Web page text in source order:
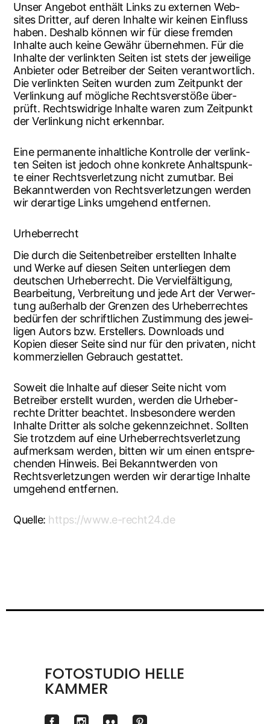
Unser Ange­bot ent­hält Links zu exter­nen Web­
sites Drit­ter, auf deren Inhal­te wir kei­nen Ein­fluss
haben. Des­halb kön­nen wir für die­se frem­den
Inhal­te auch kei­ne Gewähr über­neh­men. Für die
Inhal­te der ver­link­ten Sei­ten ist stets der jewei­li­ge
Anbie­ter oder Betrei­ber der Sei­ten ver­ant­wort­lich.
Die ver­link­ten Sei­ten wur­den zum Zeit­punkt der
Ver­lin­kung auf mög­li­che Rechts­ver­stö­ße über­
prüft. Rechts­wid­ri­ge Inhal­te waren zum Zeit­punkt
der Ver­lin­kung nicht erkennbar.
Eine per­ma­nen­te inhalt­li­che Kon­trol­le der ver­link­
ten Sei­ten ist jedoch ohne kon­kre­te Anhalts­punk­
te einer Rechts­ver­let­zung nicht zumut­bar. Bei
Bekannt­wer­den von Rechts­ver­let­zun­gen wer­den
wir der­ar­ti­ge Links umge­hend entfernen.
Urhe­ber­recht
Die durch die Sei­ten­be­trei­ber erstell­ten Inhal­te
und Wer­ke auf die­sen Sei­ten unter­lie­gen dem
deut­schen Urhe­ber­recht. Die Ver­viel­fäl­ti­gung,
Bear­bei­tung, Ver­brei­tung und jede Art der Ver­wer­
tung außer­halb der Gren­zen des Urhe­ber­rech­tes
bedür­fen der schrift­li­chen Zustim­mung des jewei­
li­gen Autors bzw. Erstel­lers. Down­loads und
Kopien die­ser Sei­te sind nur für den pri­va­ten, nicht
kom­mer­zi­el­len Gebrauch gestattet.
Soweit die Inhal­te auf die­ser Sei­te nicht vom
Betrei­ber erstellt wur­den, wer­den die Urhe­ber­
rech­te Drit­ter beach­tet. Ins­be­son­de­re wer­den
Inhal­te Drit­ter als sol­che gekenn­zeich­net. Soll­ten
Sie trotz­dem auf eine Urhe­ber­rechts­ver­let­zung
auf­merk­sam wer­den, bit­ten wir um einen ent­spre­
chen­den Hin­weis. Bei Bekannt­wer­den von
Rechts­ver­let­zun­gen wer­den wir der­ar­ti­ge Inhal­te
umge­hend entfernen.
Quel­le: https://www.e-recht24.de
FOTOSTUDIO HELLE
KAMMER